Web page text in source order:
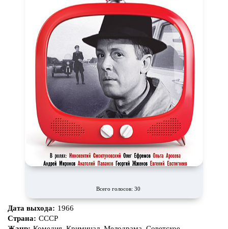
Всего голосов: 30
Дата выхода: 1966
Страна: СССР